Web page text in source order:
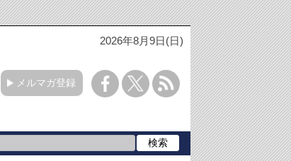
2026年8月9日(日)
メルマガ登録